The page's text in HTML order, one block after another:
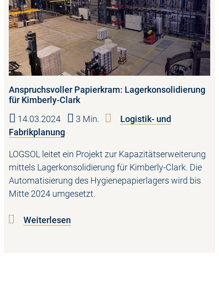
Anspruchsvoller Papierkram: Lagerkonsolidierung
für Kimberly-Clark
14.03.2024
3 Min.
Logistik- und
Fabrikplanung
LOGSOL leitet ein Projekt zur Kapazitätserweiterung
mittels Lagerkonsolidierung für Kimberly-Clark. Die
Automatisierung des Hygienepapierlagers wird bis
Mitte 2024 umgesetzt.
Weiterlesen